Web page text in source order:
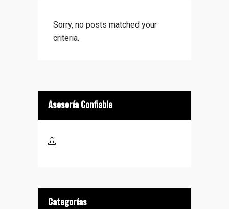
Sorry, no posts matched your
criteria.
Asesoría Confiable
Categorías